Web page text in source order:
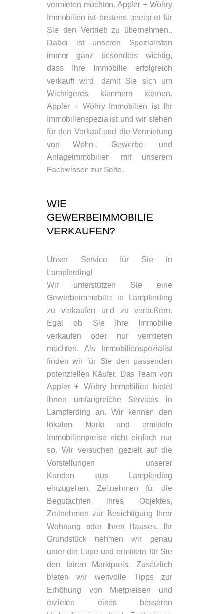
vermieten möchten. Appler + Wöhry
Immobilien ist bestens geeignet für
Sie den Vertrieb zu übernehmen..
Dabei ist unseren Spezialisten
immer ganz besonders wichtig,
dass Ihre Immobilie erfolgreich
verkauft wird, damit Sie sich um
Wichtigeres kümmern können.
Appler + Wöhry Immobilien ist Ihr
Immobilienspezialist und wir stehen
für den Verkauf und die Vermietung
von Wohn-, Gewerbe- und
Anlageimmobilien mit unserem
Fachwissen zur Seite.
WIE
GEWERBEIMMOBILIE
VERKAUFEN?
Unser Service für Sie in
Lampferding!
Wir unterstützen Sie eine
Gewerbeimmobilie in Lampferding
zu verkaufen und zu veräußern.
Egal ob Sie Ihre Immobilie
verkaufen oder nur vermieten
möchten. Als Immobilienspezialist
finden wir für Sie den passenden
potenziellen Käufer. Das Team von
Appler + Wöhry Immobilien bietet
Ihnen umfangreiche Services in
Lampferding an. Wir kennen den
lokalen Markt und ermitteln
Immobilienpreise nicht einfach nur
so. Wir versuchen gezielt auf die
Vorstellungen unserer
Kunden aus Lampferding
einzugehen. Zeitnehmen für die
Begutachten Ihres Objektes,
Zeitnehmen zur Besichtigung Ihrer
Wohnung oder Ihres Hauses. Ihr
Grundstück nehmen wir genau
unter die Lupe und ermitteln für Sie
den fairen Marktpreis. Zusätzlich
bieten wir wertvolle Tipps zur
Erhöhung von Mietpreisen und
erzielen eines besseren